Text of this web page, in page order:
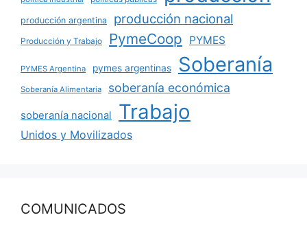
producción argentina producción nacional
Producción y Trabajo PymeCoop PYMES
PYMES Argentina pymes argentinas Soberanía
Soberanía Alimentaria soberanía económica
soberanía nacional Trabajo
Unidos y Movilizados
COMUNICADOS